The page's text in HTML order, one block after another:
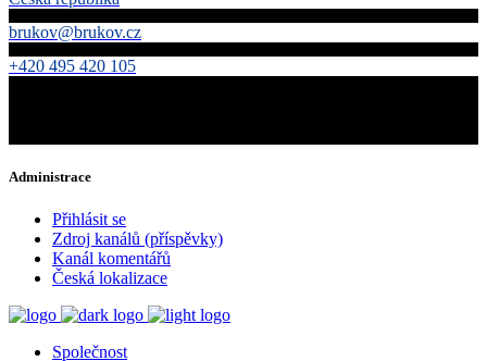
brukov@brukov.cz
+420 495 420 105
Administrace
Přihlásit se
Zdroj kanálů (příspěvky)
Kanál komentářů
Česká lokalizace
Společnost